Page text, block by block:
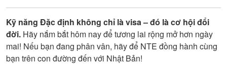
Kỹ năng Đặc định không chỉ là visa – đó là cơ hội đổi
đời. Hãy nắm bắt hôm nay để tương lai rộng mở hơn ngày
mai! Nếu bạn đang phân vân, hãy để NTE đồng hành cùng
bạn trên con đường đến với Nhật Bản!